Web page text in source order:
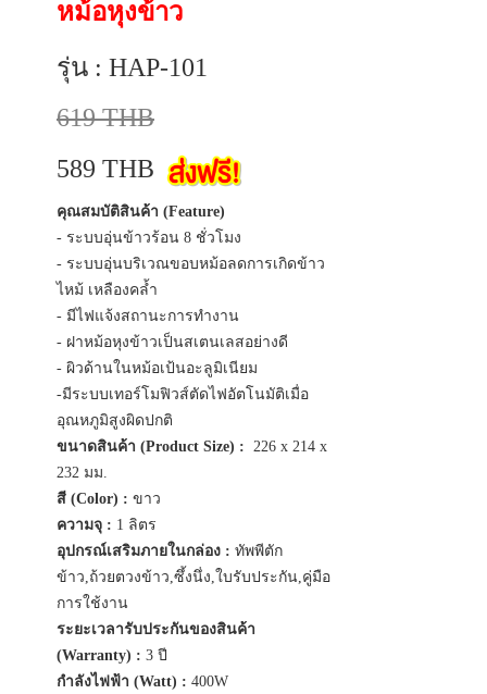
หม้อหุงข้าว
รุ่น : HAP-101
619 THB
589 THB
คุณสมบัติสินค้า (Feature)
- ระบบอุ่นข้าวร้อน 8 ชั่วโมง
- ระบบอุ่นบริเวณขอบหม้อลดการเกิดข้าว
ไหม้ เหลืองคล้ำ
- มีไฟแจ้งสถานะการทำงาน
- ฝาหม้อหุงข้าวเป็นสเตนเลสอย่างดี
- ผิวด้านในหม้อเป้นอะลูมิเนียม
-มีระบบเทอร์โมฟิวส์ตัดไฟอัตโนมัติเมื่อ
อุณหภูมิสูงผิดปกติ
ขนาดสินค้า (Product Size) : 226 x 214 x
232 มม.
สี (Color) : ขาว
ความจุ : 1 ลิตร
อุปกรณ์เสริมภายในกล่อง : ทัพพีตัก
ข้าว,ถ้วยตวงข้าว,ซึ้งนึ่ง,ใบรับประกัน,คู่มือ
การใช้งาน
ระยะเวลารับประกันของสินค้า
(Warranty) : 3 ปี
กำลังไฟฟ้า (Watt) : 400W